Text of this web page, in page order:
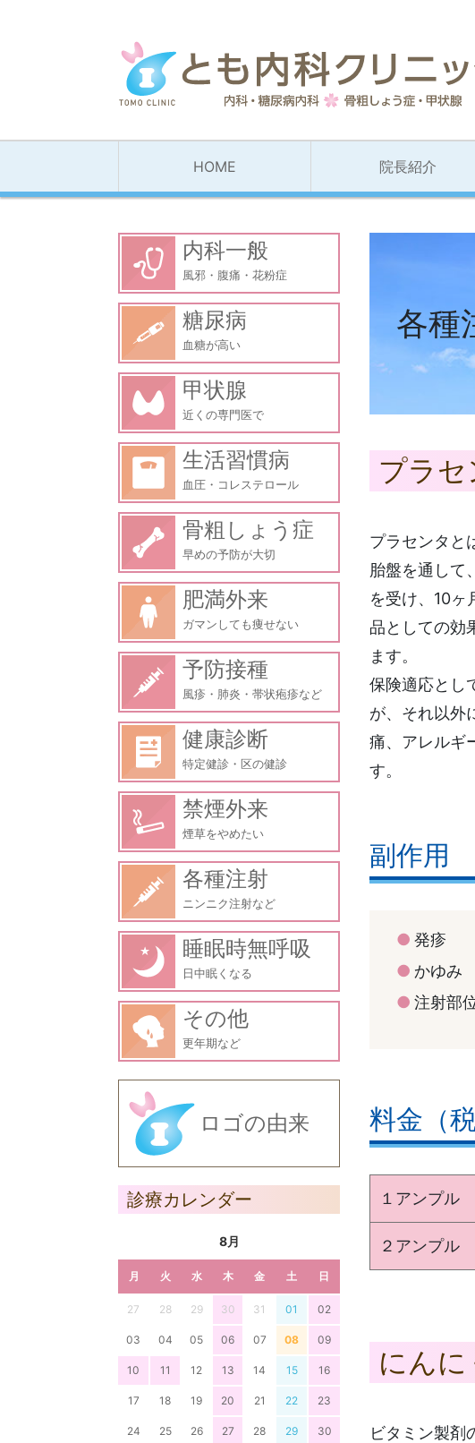
HOME 院長紹介
各種
プラセ
プラセンタと
胎盤を通して
を受け、10ヶ
品としての効
ます。
保険適応とし
が、それ以外
痛、アレルギ
す。
副作用
発疹
かゆみ
注射部
料金（税
１アンプル
２アンプル
にん
ビタミン製剤
内科一般
風邪・腹痛・花粉症
糖尿病
血糖が高い
甲状腺
近くの専門医で
生活習慣病
血圧・コレステロール
骨粗しょう症
早めの予防が大切
肥満外来
ガマンしても痩せない
予防接種
風疹・肺炎・帯状疱疹など
健康診断
特定健診・区の健診
禁煙外来
煙草をやめたい
各種注射
ニンニク注射など
睡眠時無呼吸
日中眠くなる
その他
更年期など
ロゴの由来
診療カレンダー
8月
月 火 水 木 金 土 日
27 28 29 30 31 01 02
03 04 05 06 07 08 09
10 11 12 13 14 15 16
17 18 19 20 21 22 23
24 25 26 27 28 29 30